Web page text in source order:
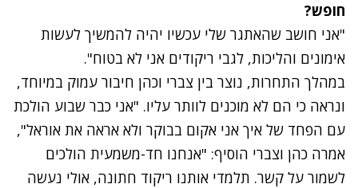
חופש?
"אני חושב שהאתגר שלי עכשיו יהיה להמשיך לעשות
אימונים והליכות, לגבי ריקודים אני לא בטוח".
נתקלנו בבעיה
נסה שוב
במהלך התחרות, נוצר בין צברי וכהן חיבור עמוק במיוחד,
ונראה כי הם לא מוכנים לוותר עליו. "אני כבר שבוע הולכת
עם הפחד של איך אני אקום בבוקר ולא אראה את אוראל",
אמרה כהן וצברי הוסיף: "אנחנו חד-משמעית הולכים
לשמור על קשר. תלמדי אותנו ריקוד חתונה, אולי נעשה